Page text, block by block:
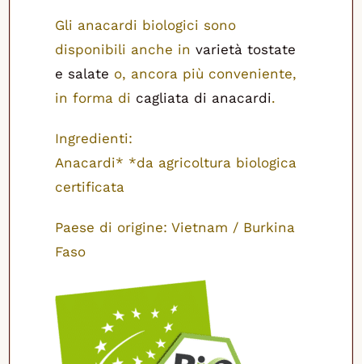
Gli anacardi biologici sono
disponibili anche invarietà tostate
e salate o, ancora più conveniente,
in forma di cagliata di anacardi.
Ingredienti:
Anacardi* *da agricoltura biologica
certificata
Paese di origine: Vietnam / Burkina
Faso